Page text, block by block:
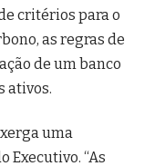
critérios para o
as regras de
de um banco
ativos.
uma
Executivo. “As